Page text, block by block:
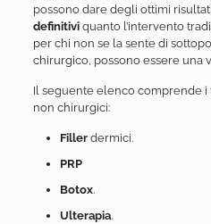
possono dare degli ottimi
definitiviquanto l’intervento
per chi non se la sente di
chirurgico, possono essere una
Il seguente elenco comprende
non chirurgici:
Fillerdermici.
PRP
Botox.
Ulterapia.